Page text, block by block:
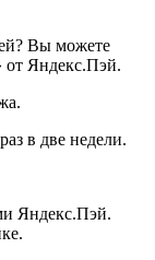
Вы можете
от Яндекс.Пэй.
в две недели.
Яндекс.Пэй.